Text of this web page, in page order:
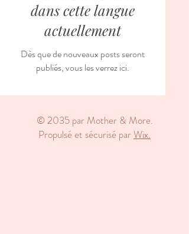
dans cette langue
actuellement
Dès que de nouveaux posts seront
publiés, vous les verrez ici.
© 2035 par Mother & More.
Propulsé et sécurisé parWix.